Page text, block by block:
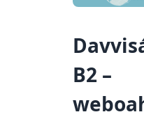
B2 –